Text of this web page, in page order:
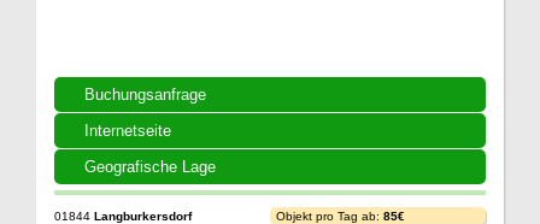
Buchungsanfrage
Internetseite
Geografische Lage
01844 Langburkersdorf
Objekt pro Tag ab: 85€